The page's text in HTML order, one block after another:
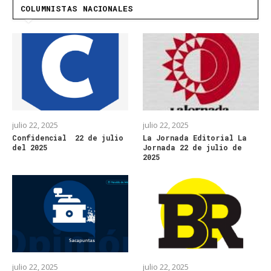
COLUMNISTAS NACIONALES
julio 22, 2025
Confidencial 22 de julio
del 2025
julio 22, 2025
La Jornada Editorial La
Jornada 22 de julio de
2025
julio 22, 2025 julio 22, 2025